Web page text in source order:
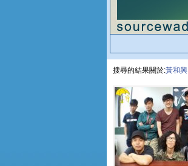
搜尋的結果關於:黃和興